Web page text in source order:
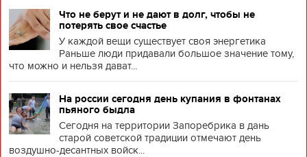
Что не берут и не дают в долг, чтобы не
потерять свое счастье
У каждой вещи существует своя энергетика
Раньше люди придавали большое значение тому,
что можно и нельзя дават...
На россии сегодня день купания в фонтанах
пьяного быдла
Сегодня на территории Запоребрика в дань
старой советской традиции отмечают день
воздушно-десантных войск...